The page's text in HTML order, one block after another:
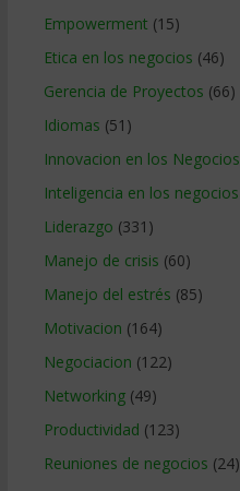
Empowerment (15)
Etica en los negocios (46)
Gerencia de Proyectos (66)
Idiomas (51)
Innovacion en los Negocios
Inteligencia en los negocios
Liderazgo (331)
Manejo de crisis (60)
Manejo del estrés (85)
Motivacion (164)
Negociacion (122)
Networking(49)
Productividad (123)
Reuniones de negocios (24)